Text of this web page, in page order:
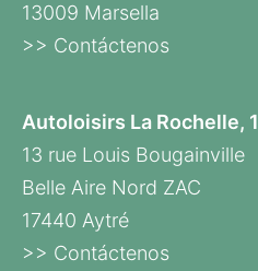
13009 Marsella
>> Contáctenos
Autoloisirs La Rochelle,
13 rue Louis Bougainville
Belle Aire Nord ZAC
17440 Aytré
>> Contáctenos